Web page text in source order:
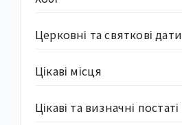
Церковні та святкові дати
Цікаві місця
Цікаві та визначні постаті